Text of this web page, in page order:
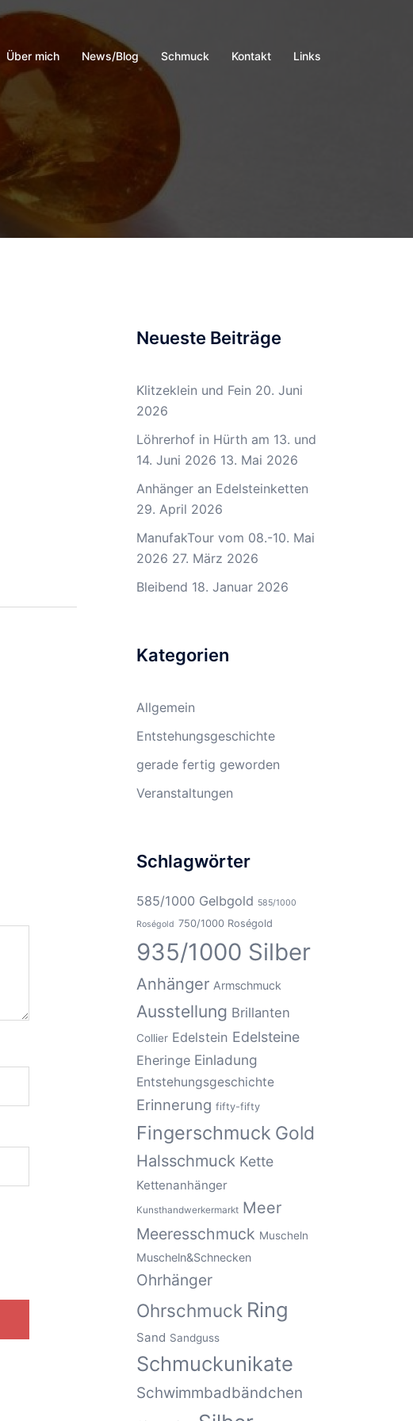
Über mich News/Blog Schmuck Kontakt Links
Neueste Beiträge
Klitzeklein und Fein 20. Juni
2026
Löhrerhof in Hürth am 13. und
14. Juni 2026 13. Mai 2026
Anhänger an Edelsteinketten
29. April 2026
ManufakTour vom 08.-10. Mai
2026 27. März 2026
Bleibend 18. Januar 2026
Kategorien
Allgemein
Entstehungsgeschichte
gerade fertig geworden
Veranstaltungen
Schlagwörter
585/1000 Gelbgold 585/1000
Roségold 750/1000 Roségold
935/1000 Silber
Anhänger Armschmuck
Ausstellung Brillanten
Collier Edelstein Edelsteine
Eheringe Einladung
Entstehungsgeschichte
Erinnerung fifty-fifty
Fingerschmuck Gold
Halsschmuck Kette
Kettenanhänger
Kunsthandwerkermarkt Meer
Meeresschmuck Muscheln
Muscheln&Schnecken
Ohrhänger
Ohrschmuck Ring
Sand Sandguss
Schmuckunikate
Schwimmbadbändchen